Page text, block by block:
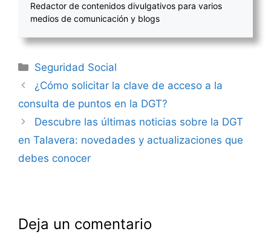
Redactor de contenidos divulgativos para varios
medios de comunicación y blogs
Categorías
Seguridad Social
Navegación
de
¿Cómo solicitar la clave de acceso a la
consulta de puntos en la DGT?
Descubre las últimas noticias sobre la DGT
en Talavera: novedades y actualizaciones que
debes conocer
Deja un comentario